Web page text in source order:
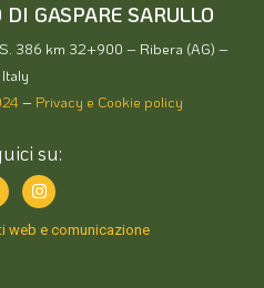
GASPARE SARULLO
386 km 32+900 – Ribera (AG) –
Italy
– Privacy e Cookie policy
su:
web e comunicazione